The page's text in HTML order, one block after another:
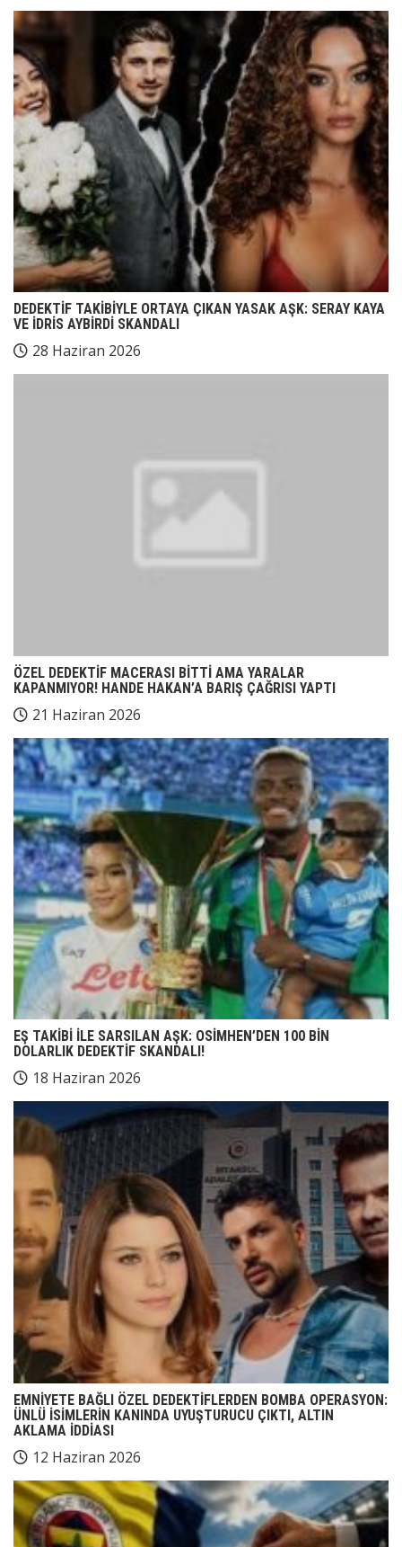
DEDEKTİF TAKİBİYLE ORTAYA ÇIKAN YASAK AŞK: SERAY KAYA
VE İDRİS AYBİRDİ SKANDALI
28 Haziran 2026
ÖZEL DEDEKTİF MACERASI BİTTİ AMA YARALAR
KAPANMIYOR! HANDE HAKAN’A BARIŞ ÇAĞRISI YAPTI
21 Haziran 2026
EŞ TAKİBİ İLE SARSILAN AŞK: OSİMHEN’DEN 100 BİN
DOLARLIK DEDEKTİF SKANDALI!
18 Haziran 2026
EMNİYETE BAĞLI ÖZEL DEDEKTİFLERDEN BOMBA OPERASYON:
ÜNLÜ İSİMLERİN KANINDA UYUŞTURUCU ÇIKTI, ALTIN
AKLAMA İDDİASI
12 Haziran 2026